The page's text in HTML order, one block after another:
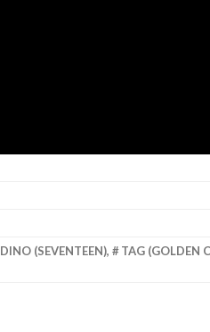
DINO (SEVENTEEN), TAG (GOLDEN